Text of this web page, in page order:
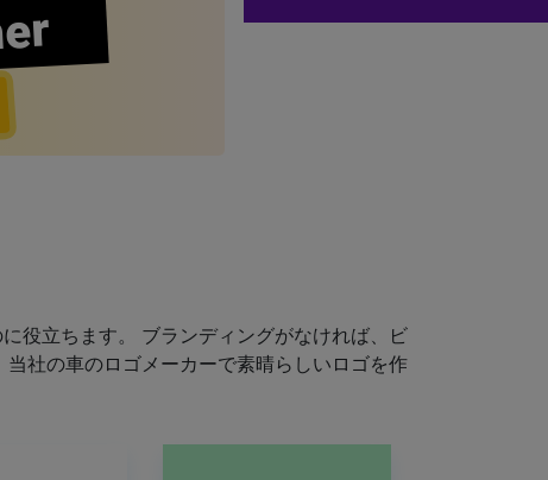
役立ちます。 ブランディングがなければ、ビ
社の車のロゴメーカーで素晴らしいロゴを作